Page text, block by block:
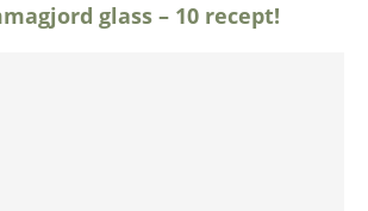
glass – 10 recept!